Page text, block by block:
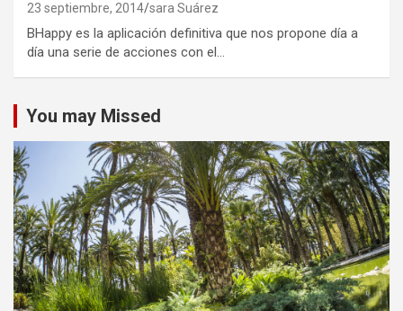
23 septiembre, 2014 sara Suárez
BHappy es la aplicación definitiva que nos propone día a
día una serie de acciones con el…
You may Missed